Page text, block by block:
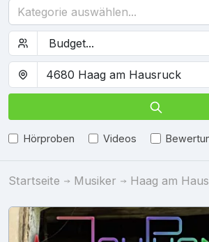
Kategorie auswählen...
Hörproben Videos
Startseite Musiker Haag am